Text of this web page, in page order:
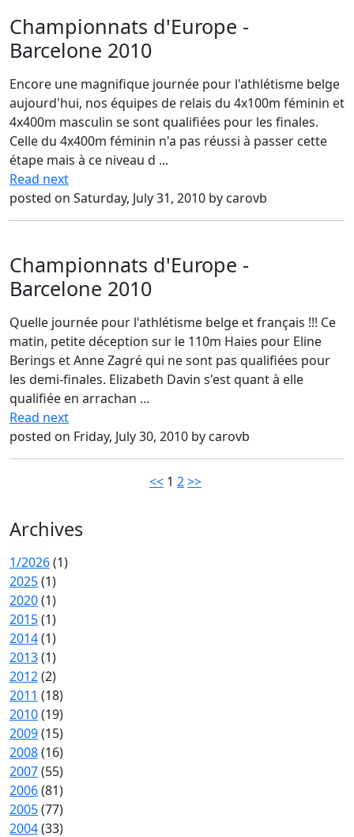
Championnats d'Europe -
Barcelone 2010
Encore une magnifique journée pour l'athlétisme belge
aujourd'hui, nos équipes de relais du 4x100m féminin et
4x400m masculin se sont qualifiées pour les finales.
Celle du 4x400m féminin n'a pas réussi à passer cette
étape mais à ce niveau d ...
Read next
posted on Saturday, July 31, 2010 by carovb
Championnats d'Europe -
Barcelone 2010
Quelle journée pour l'athlétisme belge et français !!! Ce
matin, petite déception sur le 110m Haies pour Eline
Berings et Anne Zagré qui ne sont pas qualifiées pour
les demi-finales. Elizabeth Davin s'est quant à elle
qualifiée en arrachan ...
Read next
posted on Friday, July 30, 2010 by carovb
<< 1 2>>
Archives
1/2026(1)
2025(1)
2020(1)
2015(1)
2014(1)
2013(1)
2012(2)
2011 (18)
2010(19)
2009(15)
2008(16)
2007(55)
2006(81)
2005(77)
2004(33)